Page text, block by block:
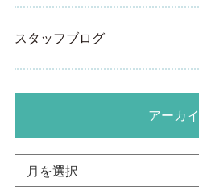
スタッフブログ
アーカ
カ